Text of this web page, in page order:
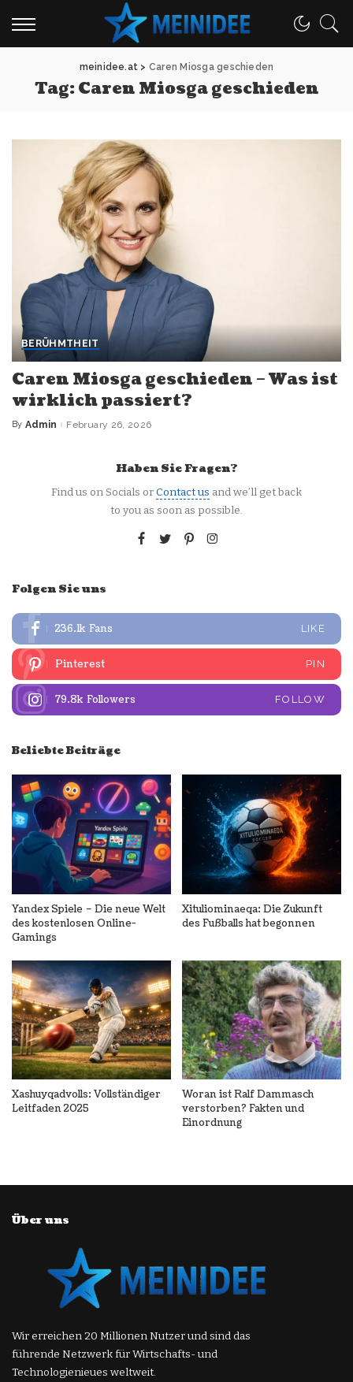
meinidee.at > Caren Miosga geschieden
Tag:Caren Miosga geschieden
BERÜHMTHEIT
Caren Miosga geschieden – Was ist
wirklich passiert?
Posted
By Admin February 26, 2026
Haben Sie Fragen?
Find us on Socials orContact us and we’ll get back
to you as soon as possible.
Folgen Sie uns
236.1k Fans LIKE
Pinterest PIN
79.8k Followers FOLLOW
Beliebte Beiträge
Yandex Spiele – Die neue Welt
des kostenlosen Online-
Gamings
Xituliominaeqa: Die Zukunft
des Fußballs hat begonnen
Xashuyqadvolls: Vollständiger
Leitfaden 2025
Woran ist Ralf Dammasch
verstorben? Fakten und
Einordnung
Über uns
Wir erreichen 20 Millionen Nutzer und sind das
führende Netzwerk für Wirtschafts- und
Technologienieues weltweit.